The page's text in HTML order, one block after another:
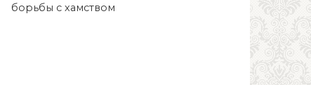
борьбы с хамством